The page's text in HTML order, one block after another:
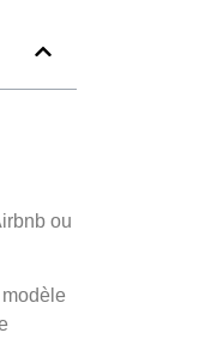
ou
modèle